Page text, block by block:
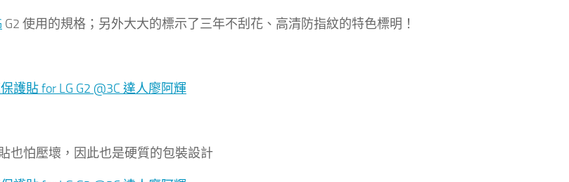
G2 使用的規格；另外大大的標示了三年不刮花、高清防指紋的特色標明！
也怕壓壞，因此也是硬質的包裝設計